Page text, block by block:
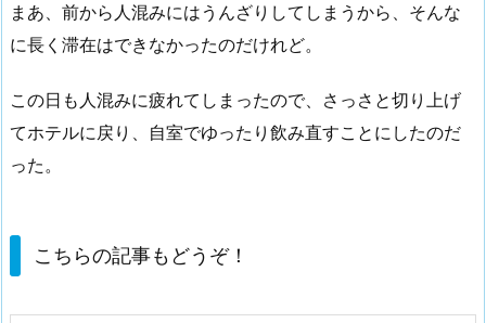
まあ、前から人混みにはうんざりしてしまうから、そんな
に長く滞在はできなかったのだけれど。
この日も人混みに疲れてしまったので、さっさと切り上げ
てホテルに戻り、自室でゆったり飲み直すことにしたのだ
った。
こちらの記事もどうぞ！